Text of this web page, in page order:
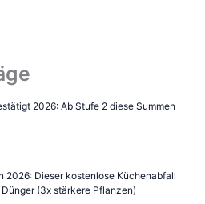
2026: Ab Stufe 2 diese Summen
2026: Dieser kostenlose Küchenabfall
(3x stärkere Pflanzen)